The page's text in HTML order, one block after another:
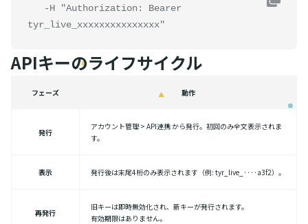
tyr_live_xxxxxxxxxxxxxxx"
APIキーのライフサイクル
フェーズ 動作
発行
アカウント管理 > API連携 から発行。初回のみ全文表示されま
す。
表示 発行後は末尾4桁のみ表示されます（例: tyr_live_····a3f2）。
再発行
旧キーは即時無効化され、新キーが発行されます。
有効期限はありません。